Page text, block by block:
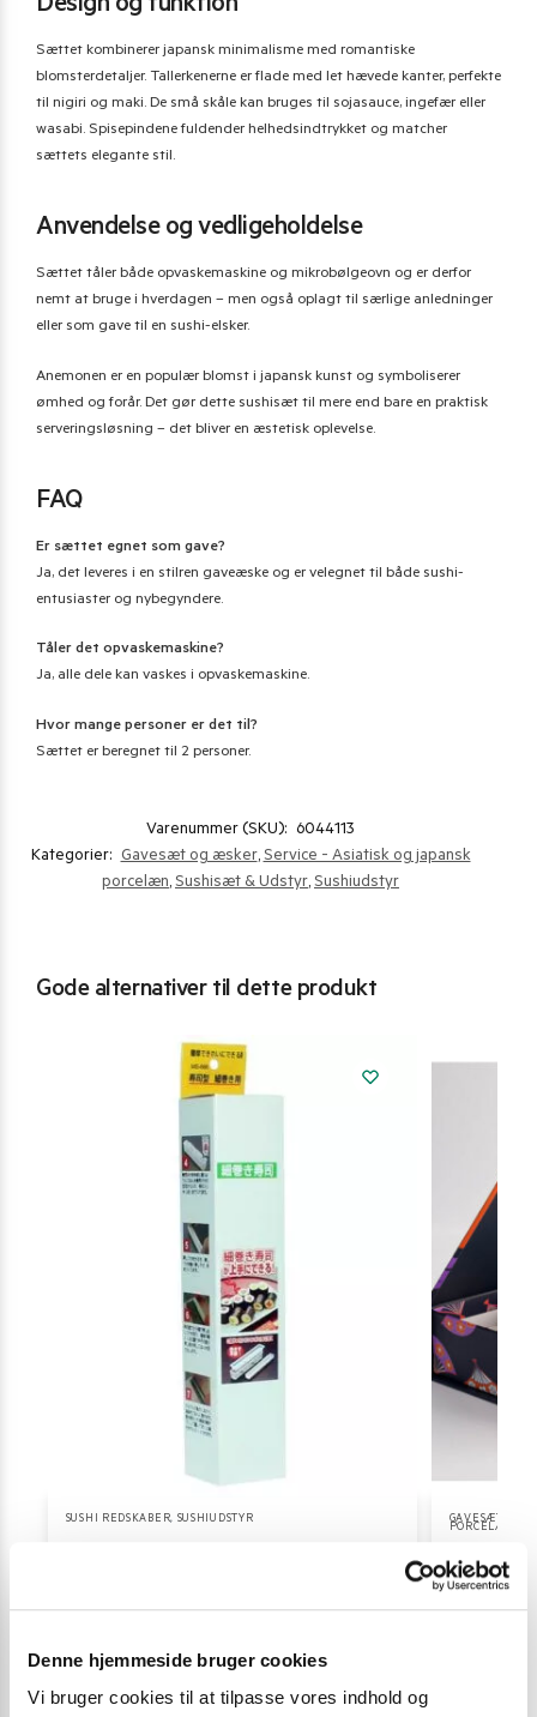
Denne hjemmeside bruger cookies
Vi bruger cookies til at tilpasse vores indhold og
Design og funktion
Sættet kombinerer japansk minimalisme med romantiske
blomsterdetaljer. Tallerkenerne er flade med let hævede kanter, perfekte
til nigiri og maki. De små skåle kan bruges til sojasauce, ingefær eller
wasabi. Spisepindene fuldender helhedsindtrykket og matcher
sættets elegante stil.
Anvendelse og vedligeholdelse
Sættet tåler både opvaskemaskine og mikrobølgeovn og er derfor
nemt at bruge i hverdagen – men også oplagt til særlige anledninger
eller som gave til en sushi-elsker.
Anemonen er en populær blomst i japansk kunst og symboliserer
ømhed og forår. Det gør dette sushisæt til mere end bare en praktisk
serveringsløsning – det bliver en æstetisk oplevelse.
FAQ
Er sættet egnet som gave?
Ja, det leveres i en stilren gaveæske og er velegnet til både sushi-
entusiaster og nybegyndere.
Tåler det opvaskemaskine?
Ja, alle dele kan vaskes i opvaskemaskine.
Hvor mange personer er det til?
Sættet er beregnet til 2 personer.
Varenummer (SKU): 6044113
Kategorier: Gavesæt og æsker,Service - Asiatisk og japansk
porcelæn, Sushisæt & Udstyr, Sushiudstyr
Gode alternativer til dette produkt
SUSHI REDSKABER, SUSHIUDSTYR
29,00kr.
GAVESÆT OG
PORCELÆN
Kawaii Maiko
369,00